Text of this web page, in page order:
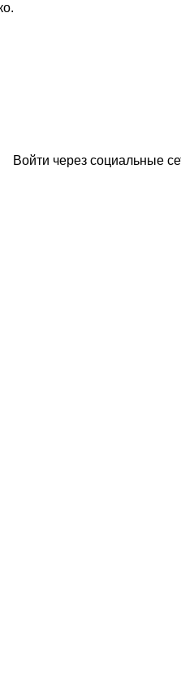
Войти через социальные